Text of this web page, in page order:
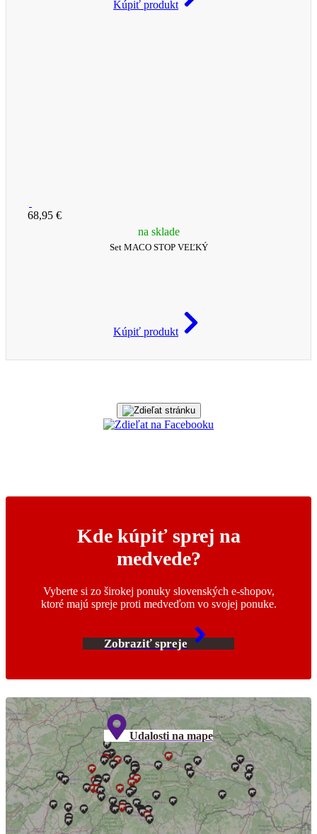
Kúpiť produkt
68,95 €
na sklade
Set MACO STOP VEĽKÝ
Kúpiť produkt
Kde kúpiť sprej na
medvede?
Vyberte si zo širokej ponuky slovenských e-shopov,
ktoré majú spreje proti medveďom vo svojej ponuke.
Zobraziť spreje
Udalosti na mape